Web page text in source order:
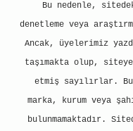
Bu nedenle,
denetleme veya
Ancak, üyelerimiz
taşımakta olup,
etmiş sayılırlar.
marka, kurum veya
bulunmamaktadır.